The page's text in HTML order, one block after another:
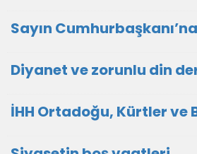
Sayın
Diyanet ve zorunlu din
İHH Ortadoğu, Kürtler ve